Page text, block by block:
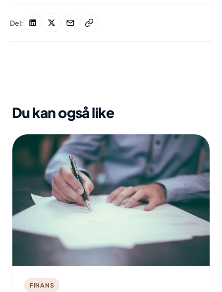
Del:
Du kan også like
FINANS